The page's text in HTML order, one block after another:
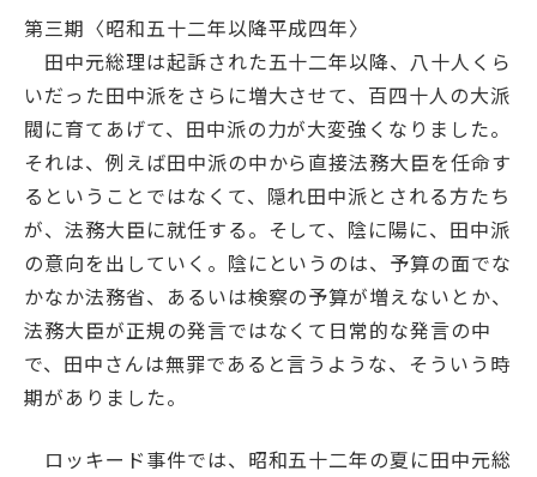
第三期 〈昭和五十二年以降平成四年〉
田中元総理は起訴された五十二年以降、八十人くら
いだった田中派をさらに増大させて、百四十人の大派
閥に育てあげて、田中派の力が大変強くなりました。
それは、例えば田中派の中から直接法務大臣を任命す
るということではなくて、隠れ田中派とされる方たち
が、法務大臣に就任する。そして、陰に陽に、田中派
の意向を出していく。陰にというのは、予算の面でな
かなか法務省、あるいは検察の予算が増えないとか、
法務大臣が正規の発言ではなくて日常的な発言の中
で、田中さんは無罪であると言うような、そういう時
期がありました。
ロッキード事件では、昭和五十二年の夏に田中元総